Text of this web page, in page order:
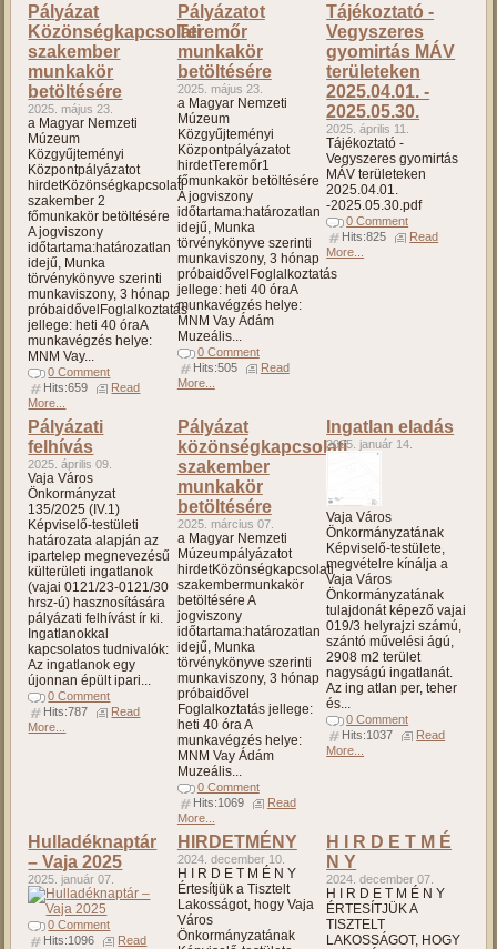
Pályázat
Közönségkapcsolati
szakember
munkakör
betöltésére
2025. május 23.
a Magyar Nemzeti
Múzeum
Közgyűjteményi
Központpályázatot
hirdetKözönségkapcsolati
szakember 2
főmunkakör betöltésére
A jogviszony
időtartama:határozatlan
idejű, Munka
törvénykönyve szerinti
munkaviszony, 3 hónap
próbaidővelFoglalkoztatás
jellege: heti 40 óraA
munkavégzés helye:
MNM Vay...
0 Comment
Hits:659
Read
More...
Pályázatot
Teremőr
munkakör
betöltésére
2025. május 23.
a Magyar Nemzeti
Múzeum
Közgyűjteményi
Központpályázatot
hirdetTeremőr1
főmunkakör betöltésére
A jogviszony
időtartama:határozatlan
idejű, Munka
törvénykönyve szerinti
munkaviszony, 3 hónap
próbaidővelFoglalkoztatás
jellege: heti 40 óraA
munkavégzés helye:
MNM Vay Ádám
Muzeális...
0 Comment
Hits:505
Read
More...
Tájékoztató -
Vegyszeres
gyomirtás MÁV
területeken
2025.04.01. -
2025.05.30.
2025. április 11.
Tájékoztató -
Vegyszeres gyomirtás
MÁV területeken
2025.04.01.
-2025.05.30.pdf
0 Comment
Hits:825
Read
More...
Pályázati
felhívás
2025. április 09.
Vaja Város
Önkormányzat
135/2025 (IV.1)
Képviselő-testületi
határozata alapján az
ipartelep megnevezésű
külterületi ingatlanok
(vajai 0121/23-0121/30
hrsz-ú) hasznosítására
pályázati felhívást ír ki.
Ingatlanokkal
kapcsolatos tudnivalók:
Az ingatlanok egy
újonnan épült ipari...
0 Comment
Hits:787
Read
More...
Pályázat
közönségkapcsolati
szakember
munkakör
betöltésére
2025. március 07.
a Magyar Nemzeti
Múzeumpályázatot
hirdetKözönségkapcsolati
szakembermunkakör
betöltésére A
jogviszony
időtartama:határozatlan
idejű, Munka
törvénykönyve szerinti
munkaviszony, 3 hónap
próbaidővel
Foglalkoztatás jellege:
heti 40 óra A
munkavégzés helye:
MNM Vay Ádám
Muzeális...
0 Comment
Hits:1069
Read
More...
Ingatlan eladás
2025. január 14.
Vaja Város
Önkormányzatának
Képviselő-testülete,
megvételre kínálja a
Vaja Város
Önkormányzatának
tulajdonát képező vajai
019/3 helyrajzi számú,
szántó művelési ágú,
2908 m2 terület
nagyságú ingatlanát.
Az ing atlan per, teher
és...
0 Comment
Hits:1037
Read
More...
Hulladéknaptár
– Vaja 2025
2025. január 07.
0 Comment
Hits:1096
Read
HIRDETMÉNY
2024. december 10.
H I R D E T M É N Y
Értesítjük a Tisztelt
Lakosságot, hogy Vaja
Város
Önkormányzatának
H I R D E T M É
N Y
2024. december 07.
H I R D E T M É N Y
ÉRTESÍTJÜK A
TISZTELT
LAKOSSÁGOT, HOGY